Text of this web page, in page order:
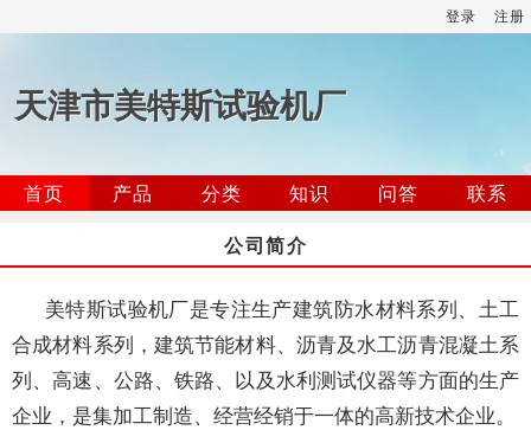
登录 注册
天津市美特斯试验机厂
首页 产品 分类 知识 问答
联系
公司简介
美特斯试验机厂是专注生产建筑防水材料系列、土工
合成材料系列，建筑节能材料、沥青及水工沥青混凝土系
列、高速、公路、铁路、以及水利测试仪器等方面的生产
企业，是集加工制造、经营经销于一体的高新技术企业。